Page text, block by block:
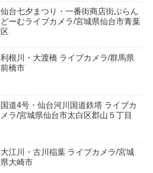
仙台七夕まつり・一番街商店街ぶらん
どーむライブカメラ/宮城県仙台市青葉
区
利根川・大渡橋 ライブカメラ/群馬県
前橋市
国道4号・仙台河川国道鉄塔 ライブカ
メラ/宮城県仙台市太白区郡山５丁目
大江川・古川稲葉 ライブカメラ/宮城
県大崎市